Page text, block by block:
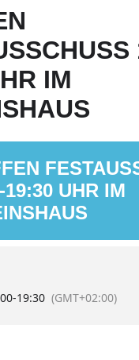
IM
19:30 UHR IM
-19:30 (GMT+02:00)